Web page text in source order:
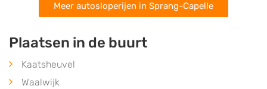
Meer autosloperijen in Sprang-Capelle
Plaatsen in de buurt
Kaatsheuvel
Waalwijk